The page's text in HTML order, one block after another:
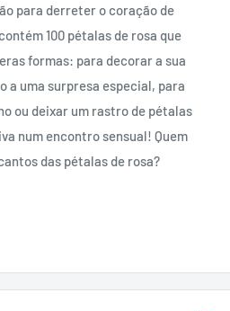
para derreter o coração de
100 pétalas de rosa que
formas: para decorar a sua
a uma surpresa especial, para
ou deixar um rastro de pétalas
num encontro sensual! Quem
das pétalas de rosa?